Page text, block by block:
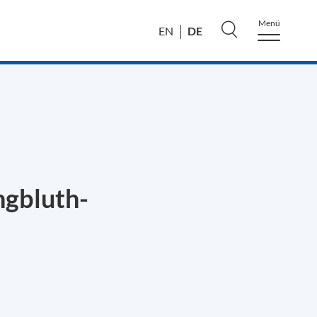
EN DE
Menü